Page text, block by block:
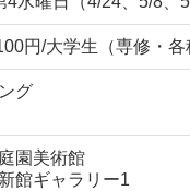
円/大学生（専修・
グ
園美術館
館ギャラリー1